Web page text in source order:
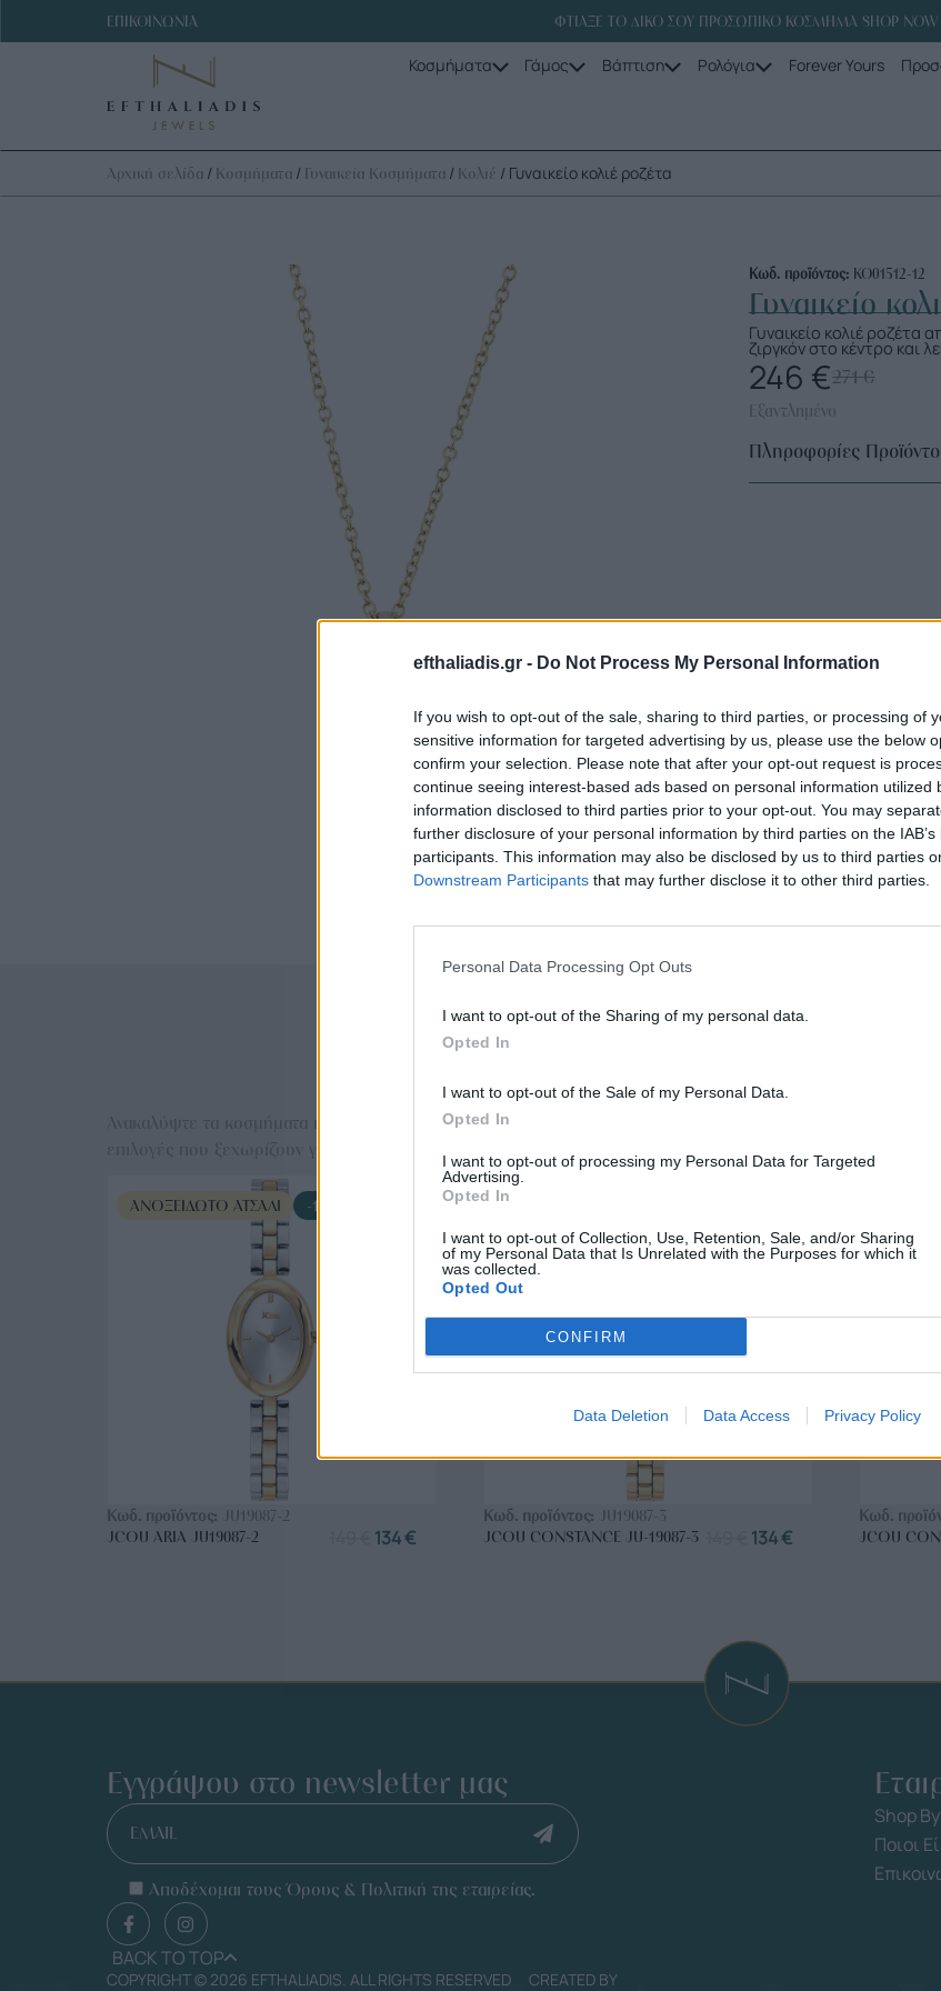
efthaliadis.gr - Do Not Process My Personal Information
If you wish to opt-out of the sale, sharing to third parties, or processing of
sensitive information for targeted advertising by us, please use the below
confirm your selection. Please note that after your opt-out request is
continue seeing interest-based ads based on personal information utilized
information disclosed to third parties prior to your opt-out. You may
further disclosure of your personal information by third parties on the
participants. This information may also be disclosed by us to third parties
Downstream Participants that may further disclose it to other third parties.
Personal Data Processing Opt Outs
I want to opt-out of the Sharing of my personal data.
Opted In
I want to opt-out of the Sale of my Personal Data.
Opted In
I want to opt-out of processing my Personal Data for Targeted
Advertising.
Opted In
I want to opt-out of Collection, Use, Retention, Sale, and/or Sharing
of my Personal Data that Is Unrelated with the Purposes for which it
was collected.
Opted Out
CONFIRM
Data Deletion Data Access Privacy Policy
ΕΠΙΚΟΙΝΩΝΙΑ ΦΤΙΑΞΕ ΤΟ ΔΙΚΟ ΣΟΥ ΠΡΟΣΩΠΙΚΟ ΚΟΣΜΗΜΑ SHOP NOW
Κοσμήματα Γάμος Βάπτιση Ρολόγια Forever Yours
Αρχική σελίδα / Κοσμήματα / Γυναικεία Κοσμήματα / Κολιέ / Γυναικείο κολιέ ροζέτα
Κωδ. προϊόντος: ΚΟ01512-12
Γυναικείο
Γυναικείο κολιέ
ζιργκόν στο κέντρο και
271€
246 €
Εξαντλημένο
Πληροφορίες
Επιλογές Που
Ανακαλύψτε τα κοσμήματα που αγαπήθηκαν περισσότερο! Εδώ θα βρείτε τις κορυφαίες
ΑΓΟΡΑ ΤΩΡΑ
ΑΝΟΞΕΊΔΩΤΟ ΑΤΣΆΛΙ -10%
Κωδ. προϊόντος: JU19087-2
JCOU ARIA JU19087-2
134€
ΑΓΟΡΑ ΤΩΡΑ
ΑΝΟΞΕΊΔΩΤΟ ΑΤΣΆΛΙ
Κωδ. προϊόντος: JU19087-3
JCOU CONSTANCE JU-19087-3
134€
Κωδ.
JCOU
Εγγράψου στο newsletter μας
EMAIL
Αποδέχομαι τους Όρους & Πολιτική της εταιρείας.
BACK TO TOP
Shop
Ποιοι
COPYRIGHT © 2026 EFTHALIADIS. ALL RIGHTS RESERVED CREATED BY